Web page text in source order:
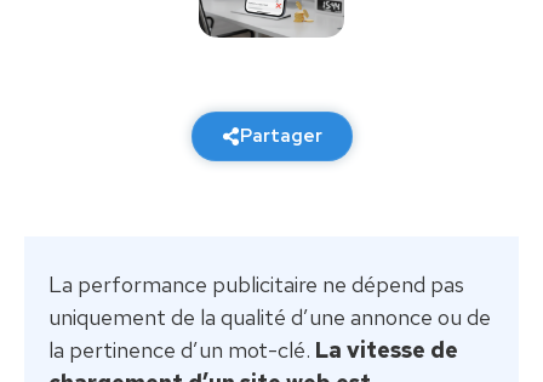
Partager
La performance publicitaire ne dépend pas
uniquement de la qualité d’une annonce ou de
la pertinence d’un mot-clé. La vitesse de